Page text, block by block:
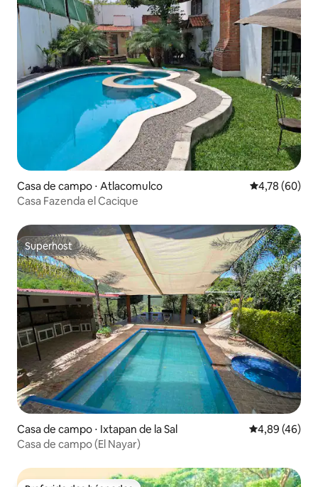
Casa de campo ⋅ Atlacomulco 4,78 de uma
4,78 (60)
Casa Fazenda el Cacique
Superhost
Superhost
Casa de campo ⋅ Ixtapan de la Sal 4,89 de uma
4,89 (46)
Casa de campo (El Nayar)